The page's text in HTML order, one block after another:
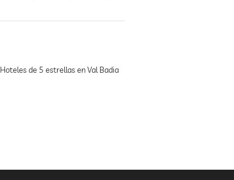
Hoteles de 5 estrellas en Val Badia